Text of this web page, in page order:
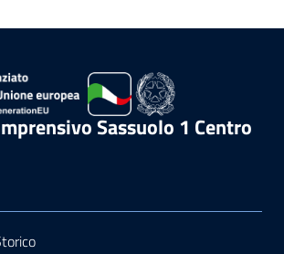
Sassuolo 1 Centro